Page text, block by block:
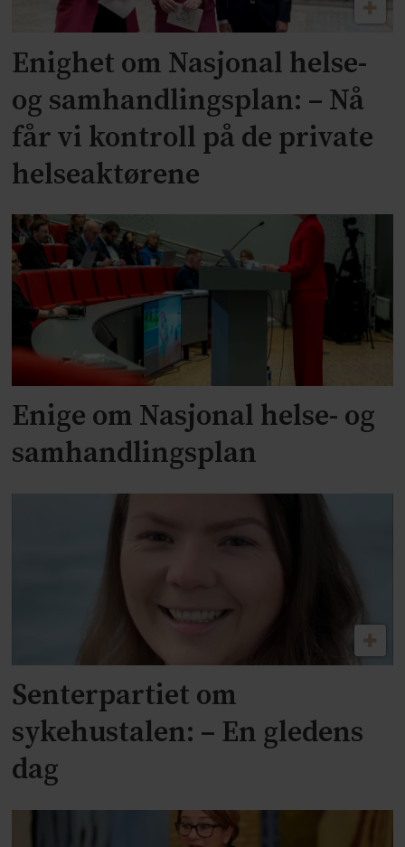
Enighet om Nasjonal helse-
og samhandlingsplan: – Nå
får vi kontroll på de private
helseaktørene
Enige om Nasjonal helse- og
samhandlingsplan
Senterpartiet om
sykehustalen: – En gledens
dag